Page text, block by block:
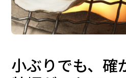
小ぶりでも、確